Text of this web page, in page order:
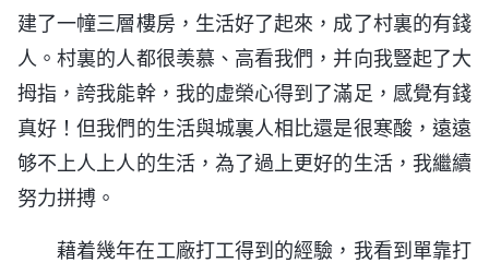
建了一幢三層樓房，生活好了起來，成了村裏的有錢
人。村裏的人都很羡慕、高看我們，并向我豎起了大
拇指，誇我能幹，我的虚榮心得到了滿足，感覺有錢
真好！但我們的生活與城裏人相比還是很寒酸，遠遠
够不上人上人的生活，為了過上更好的生活，我繼續
努力拼搏。
藉着幾年在工廠打工得到的經驗，我看到單靠打